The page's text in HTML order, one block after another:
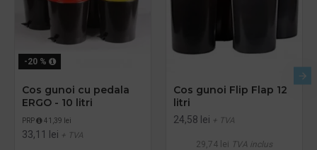
-20 %
Cos gunoi cu pedala
ERGO - 10 litri
PRP 41,39 lei
33,11 lei + TVA
Cos gunoi Flip Flap 12
litri
24,58 lei + TVA
29,74 lei TVA inclus